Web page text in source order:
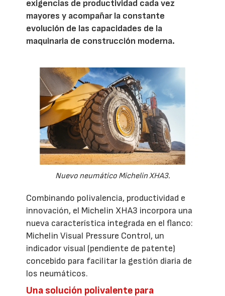
exigencias de productividad cada vez
mayores y acompañar la constante
evolución de las capacidades de la
maquinaria de construcción moderna.
Nuevo neumático Michelin XHA3.
Combinando polivalencia, productividad e
innovación, el Michelin XHA3 incorpora una
nueva característica integrada en el flanco:
Michelin Visual Pressure Control, un
indicador visual (pendiente de patente)
concebido para facilitar la gestión diaria de
los neumáticos.
Una solución polivalente para